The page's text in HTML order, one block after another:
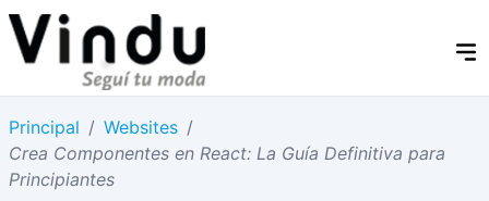
Principal / Websites /
Crea Componentes en React: La Guía Definitiva para
Principiantes